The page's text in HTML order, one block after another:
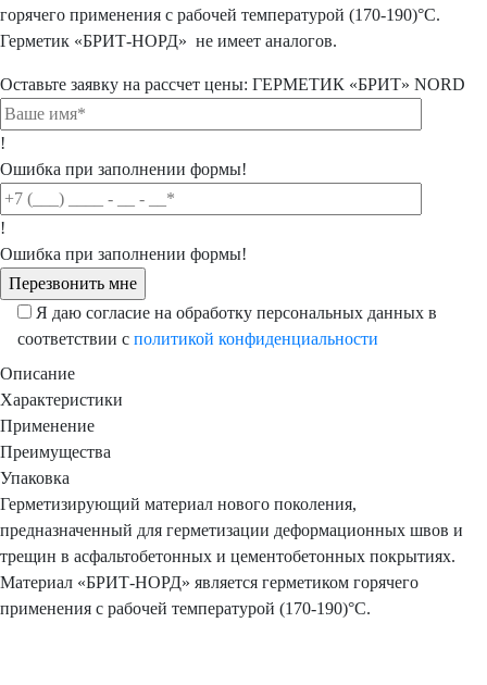
горячего применения с рабочей температурой (170-190)°С.
Герметик «БРИТ-НОРД» не имеет аналогов.
Оставьте заявку на рассчет цены: ГЕРМЕТИК «БРИТ» NORD
!
Ошибка при заполнении формы!
!
Ошибка при заполнении формы!
Я даю согласие на обработку персональных данных в
соответствии с политикой конфиденциальности
Описание
Характеристики
Применение
Преимущества
Упаковка
Герметизирующий материал нового поколения,
предназначенный для герметизации деформационных швов и
трещин в асфальтобетонных и цементобетонных покрытиях.
Материал «БРИТ-НОРД» является герметиком горячего
применения с рабочей температурой (170-190)°С.